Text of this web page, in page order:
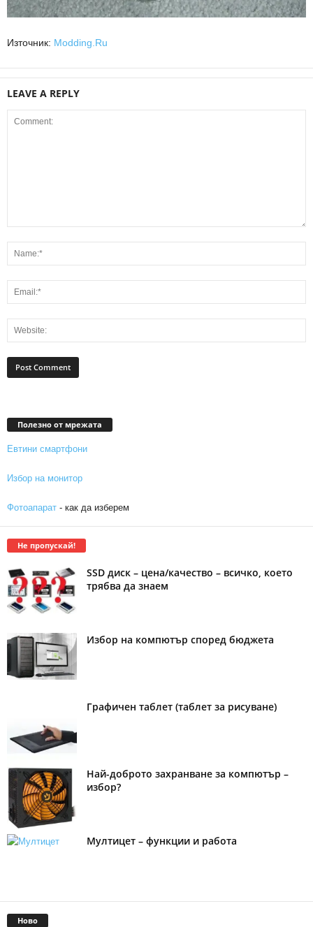
Източник: Modding.Ru
LEAVE A REPLY
Полезно от мрежата
Евтини смартфони
Избор на монитор
Фотоапарат - как да изберем
Не пропускай!
SSD диск – цена/качество – всичко, което
трябва да знаем
Избор на компютър според бюджета
Графичен таблет (таблет за рисуване)
Най-доброто захранване за компютър –
избор?
Мултицет – функции и работа
Ново